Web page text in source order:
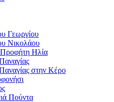
Γεωργίου
Νικολάου
Ηλία
στην Κέρο
Πούντα